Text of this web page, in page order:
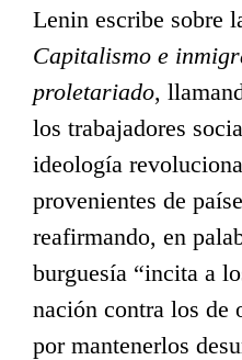
Lenin escribe sobre
Capitalismo e
proletariado,
los trabajadores
ideología
provenientes de
reafirmando, en
burguesía “incita a
nación contra los de
por mantenerlos